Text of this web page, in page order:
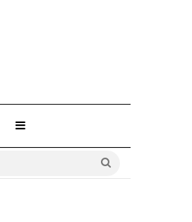
Sidebar